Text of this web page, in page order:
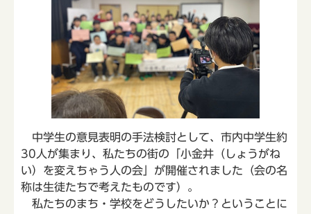
中学生の意見表明の手法検討として、市内中学生約
30人が集まり、私たちの街の「小金井（しょうがね
い）を変えちゃう人の会」が開催されました（会の名
称は生徒たちで考えたものです）。
私たちのまち・学校をどうしたいか？ということに